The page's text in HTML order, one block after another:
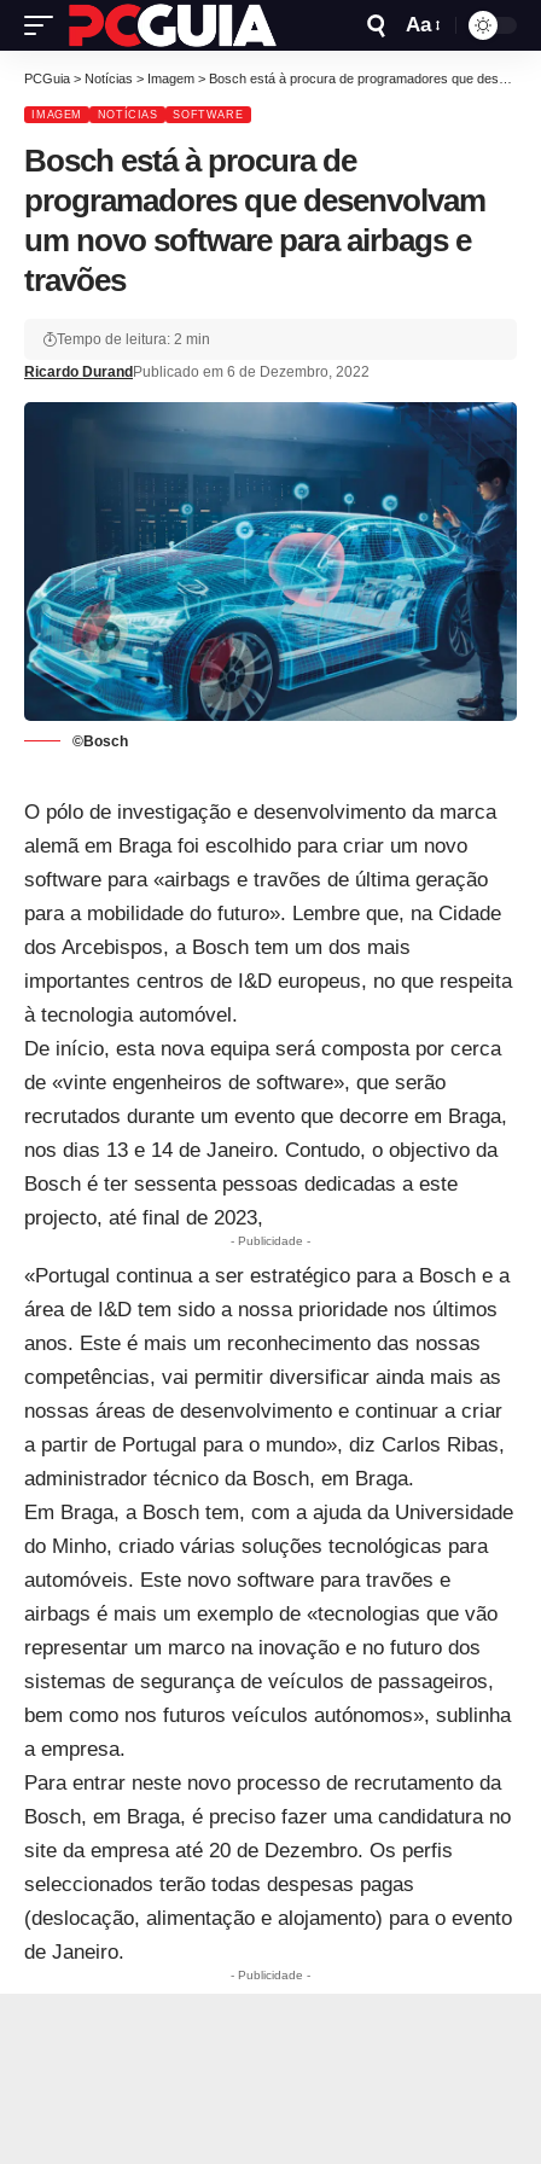
Aa
PCGuia > Notícias > Imagem > Bosch está à procura de programadores que desenvolvam um novo software para airbags e travões
IMAGEM NOTÍCIAS SOFTWARE
Bosch está à procura de
programadores que desenvolvam
um novo software para airbags e
travões
Ricardo Durand Publicado em 6 de Dezembro, 2022
Tempo de leitura: 2 min
©Bosch
O pólo de investigação e desenvolvimento da marca
alemã em Braga foi escolhido para criar um novo
software para «airbags e travões de última geração
para a mobilidade do futuro». Lembre que, na Cidade
dos Arcebispos, a Bosch tem um dos mais
importantes centros de I&D europeus, no que respeita
à tecnologia automóvel.
De início, esta nova equipa será composta por cerca
de «vinte engenheiros de software», que serão
recrutados durante um evento que decorre em Braga,
nos dias 13 e 14 de Janeiro. Contudo, o objectivo da
Bosch é ter sessenta pessoas dedicadas a este
projecto, até final de 2023,
- Publicidade -
«Portugal continua a ser estratégico para a Bosch e a
área de I&D tem sido a nossa prioridade nos últimos
anos. Este é mais um reconhecimento das nossas
competências, vai permitir diversificar ainda mais as
nossas áreas de desenvolvimento e continuar a criar
a partir de Portugal para o mundo», diz Carlos Ribas,
administrador técnico da Bosch, em Braga.
Em Braga, a Bosch tem, com a ajuda da Universidade
do Minho, criado várias soluções tecnológicas para
automóveis. Este novo software para travões e
airbags é mais um exemplo de «tecnologias que vão
representar um marco na inovação e no futuro dos
sistemas de segurança de veículos de passageiros,
bem como nos futuros veículos autónomos», sublinha
a empresa.
Para entrar neste novo processo de recrutamento da
Bosch, em Braga, é preciso fazer uma candidatura no
site da empresa até 20 de Dezembro. Os perfis
seleccionados terão todas despesas pagas
(deslocação, alimentação e alojamento) para o evento
de Janeiro.
- Publicidade -